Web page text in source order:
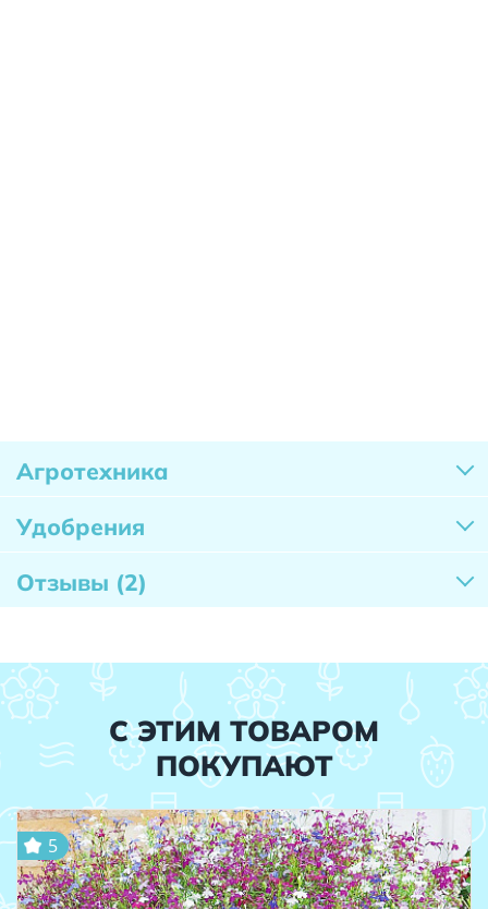
Агротехника
Удобрения
Отзывы (2)
С ЭТИМ ТОВАРОМ
ПОКУПАЮТ
5